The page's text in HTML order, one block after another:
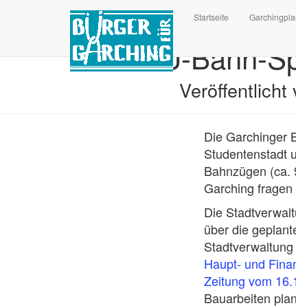
Startseite
U-Bahn-
Veröffentlicht
Die Garchinger
Studentenstadt
Bahnzügen
Garching
Die
über die
Haupt- und
Zeitung vom
Bauarbeiten